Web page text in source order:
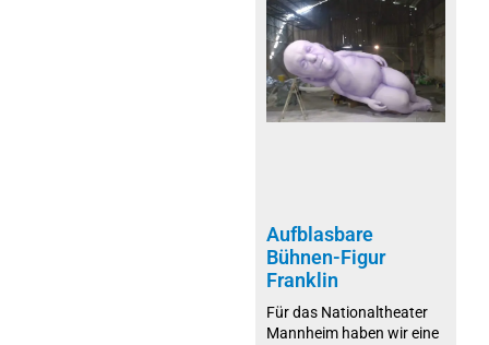
Aufblasbare
Bühnen-Figur
Franklin
Für das Nationaltheater
Mannheim haben wir eine